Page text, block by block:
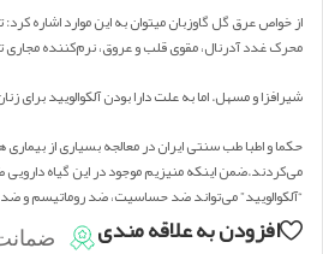
از خواص عرق گل ‌گاوزبان میتوان به این موارد اشاره
محرک غدد آدرنال، مقوی قلب و عروق، نرم‌کننده مجاری
شیرافزا و مسهل. اما به علت دارا بودن آلکوالویید برای
حکما و اطبا طب سنتی ایران در معالجه بسیاری از بیماری
می‌کردند.ضمن اینکه منیزیم موجود در این گیاه دارویی
“آلکوالویید” می‌تواند ضد حساسیت، ضد ‌روماتیسم و ضد
افزودن به علاقه مندی